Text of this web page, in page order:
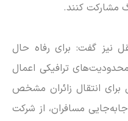
مشارکت کنند.
گفت: برای رفاه حال
در مراسم ۱۵ تیر، محدودیت‌های ترافیکی اعمال
انتقال زائران مشخص
مسافران، از شرکت